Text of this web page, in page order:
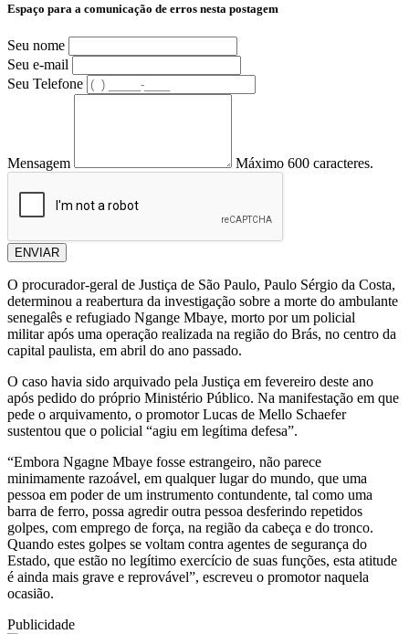
Espaço para a comunicação de erros nesta postagem
Seu nome
Seu e-mail
Seu Telefone
Mensagem Máximo 600 caracteres.
ENVIAR
O procurador-geral de Justiça de São Paulo, Paulo Sérgio da Costa,
determinou a reabertura da investigação sobre a morte do ambulante
senegalês e refugiado Ngange Mbaye, morto por um policial
militar após uma operação realizada na região do Brás, no centro da
capital paulista, em abril do ano passado.
O caso havia sido arquivado pela Justiça em fevereiro deste ano
após pedido do próprio Ministério Público. Na manifestação em que
pede o arquivamento, o promotor Lucas de Mello Schaefer
sustentou que o policial “agiu em legítima defesa”.
“Embora Ngagne Mbaye fosse estrangeiro, não parece
minimamente razoável, em qualquer lugar do mundo, que uma
pessoa em poder de um instrumento contundente, tal como uma
barra de ferro, possa agredir outra pessoa desferindo repetidos
golpes, com emprego de força, na região da cabeça e do tronco.
Quando estes golpes se voltam contra agentes de segurança do
Estado, que estão no legítimo exercício de suas funções, esta atitude
é ainda mais grave e reprovável”, escreveu o promotor naquela
ocasião.
Publicidade